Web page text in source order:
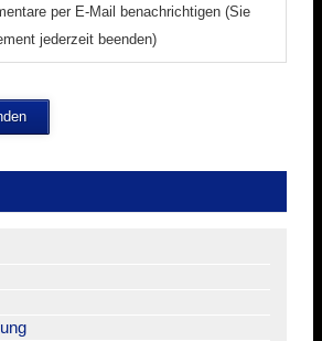
per E-Mail benachrichtigen (Sie
jederzeit beenden)